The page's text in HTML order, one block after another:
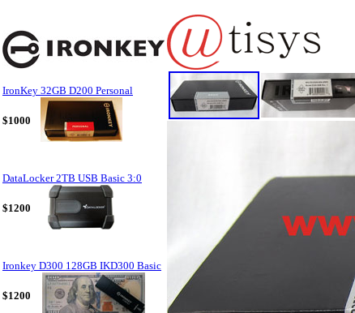
IronKey 32GB D200 Personal
$1000
DataLocker 2TB USB Basic 3:0
$1200
Ironkey D300 128GB IKD300 Basic
$1200